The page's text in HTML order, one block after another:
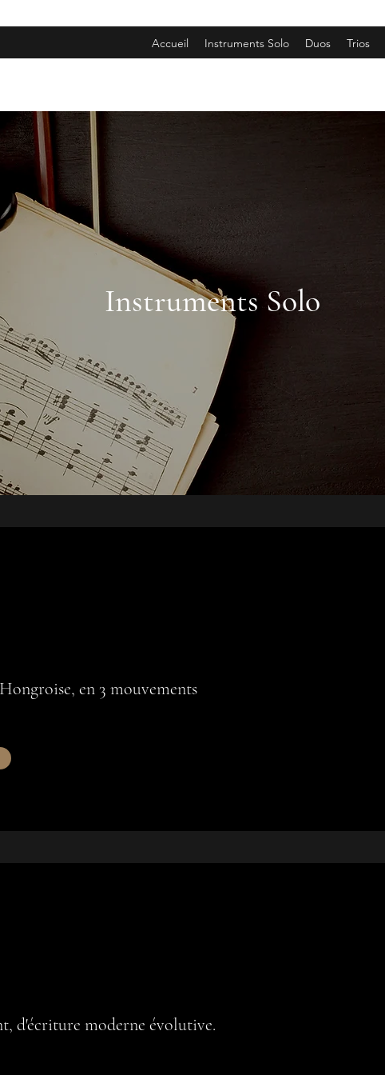
Accueil Instruments Solo Duos Trios
Instruments Solo
en 3 mouvements
d'écriture moderne évolutive.